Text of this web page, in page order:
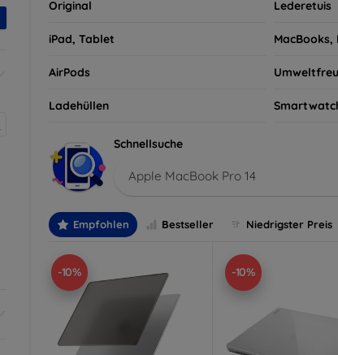
Original Lederetuis
iPad, Tablet MacBooks,
AirPods
Ladehüllen
Schnellsuche
Apple MacBook Pro 14
Empfohlen Bestseller Niedrigster Preis
-10% -10%